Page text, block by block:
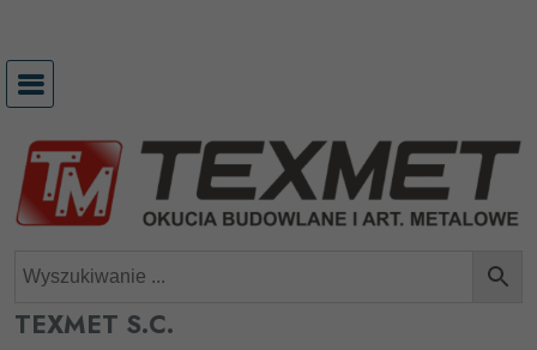
treści
TEXMET S.C.